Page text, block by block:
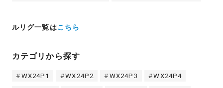
ルリグ一覧はこちら
カテゴリから探す
WX24P1 WX24P2 WX24P3 WX24P4